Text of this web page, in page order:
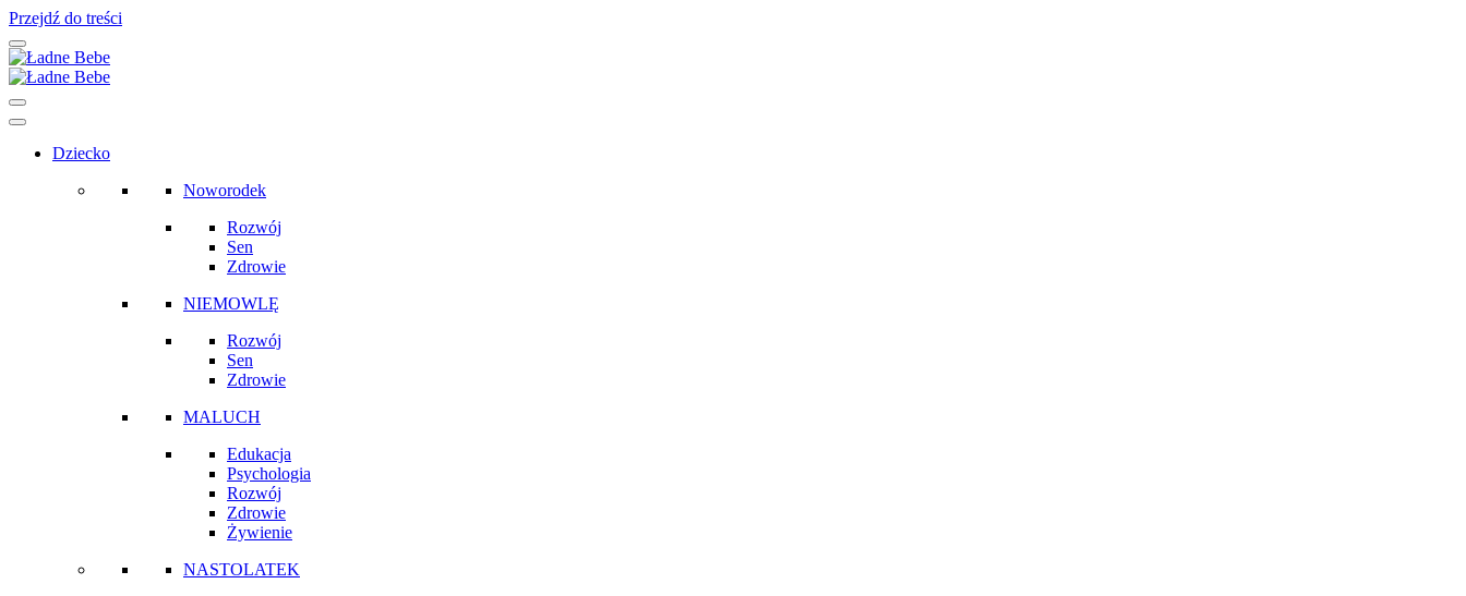
Przejdź do treści
Main
Navigation
Dziecko
Noworodek
Rozwój
Sen
Zdrowie
NIEMOWLĘ
Rozwój
Sen
Zdrowie
MALUCH
Edukacja
Psychologia
Rozwój
Zdrowie
Żywienie
NASTOLATEK